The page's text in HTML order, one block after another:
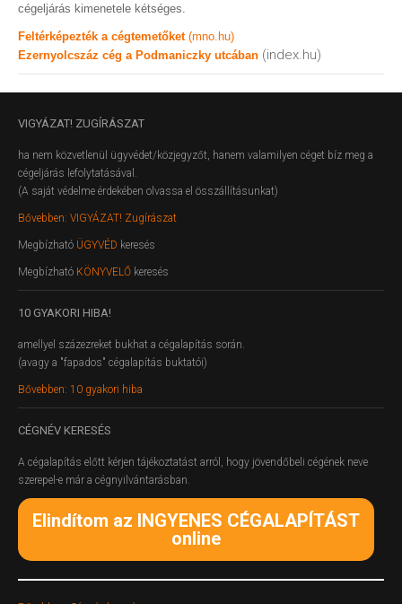
cégeljárás kimenetele kétséges.
Feltérképezték a cégtemetőket (mno.hu)
Ezernyolcszáz cég a Podmaniczky utcában (index.hu)
VIGYÁZAT! ZUGÍRÁSZAT
ha nem közvetlenül ügyvédet/közjegyzőt, hanem valamilyen céget bíz meg a
cégeljárás lefolytatásával.
(A saját védelme érdekében olvassa el összállításunkat)
Bővebben: VIGYÁZAT! Zugírászat
Megbízható ÜGYVÉD keresés
Megbízható KÖNYVELŐ keresés
10 GYAKORI HIBA!
amellyel százezreket bukhat a cégalapítás során.
(avagy a "fapados" cégalapítás buktatói)
Bővebben: 10 gyakori hiba
CÉGNÉV KERESÉS
A cégalapítás előtt kérjen tájékoztatást arról, hogy jövendőbeli cégének neve
szerepel-e már a cégnyilvántarásban.
Elindítom az INGYENES CÉGALAPÍTÁST
online